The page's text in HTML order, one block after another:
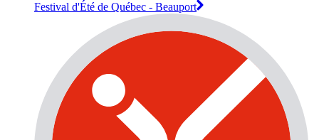
Festival d'Été de Québec - Beauport